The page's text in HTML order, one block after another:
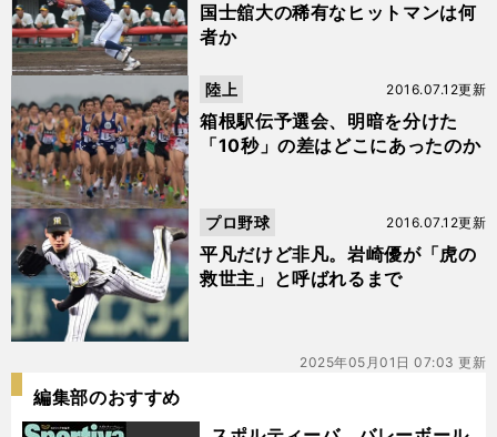
国士舘大の稀有なヒットマンは何
者か
箱根駅伝予選会、明暗を分けた
「10秒」の差はどこにあったのか
2016.07.12更新
陸上
平凡だけど非凡。岩崎優が「虎の
救世主」と呼ばれるまで
2016.07.12更新
プロ野球
2025年05月01日 07:03 更新
編集部のおすすめ